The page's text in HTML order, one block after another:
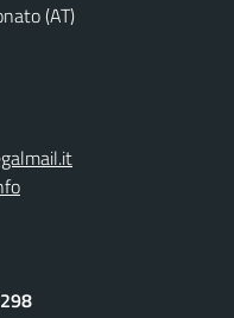
(AT)